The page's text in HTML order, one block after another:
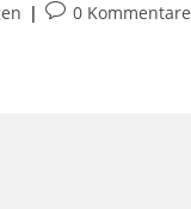
0 Kommentare